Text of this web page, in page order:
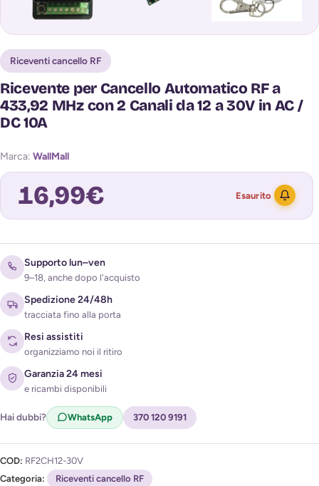
Riceventi cancello RF
Ricevente per Cancello Automatico RF a
433,92 MHz con 2 Canali da 12 a 30V in AC /
DC 10A
Marca: WallMall
16,99€ Esaurito
Acconsento al trattamento dei miei dati per ricevere
l'avviso di disponibilità (
Privacy Policy)
Supporto lun–ven
9–18, anche dopo l'acquisto
Spedizione 24/48h
tracciata fino alla porta
Resi assistiti
organizziamo noi il ritiro
Garanzia 24 mesi
e ricambi disponibili
Hai dubbi? WhatsApp 370 120 9191
COD: RF2CH12-30V
Categoria:
Riceventi cancello RF